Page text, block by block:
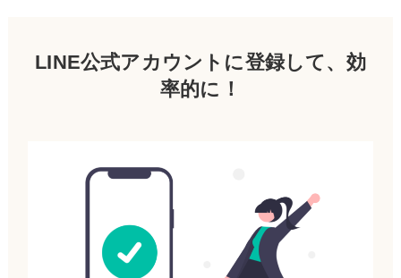
LINE公式アカウントに登録して、効
率的に！